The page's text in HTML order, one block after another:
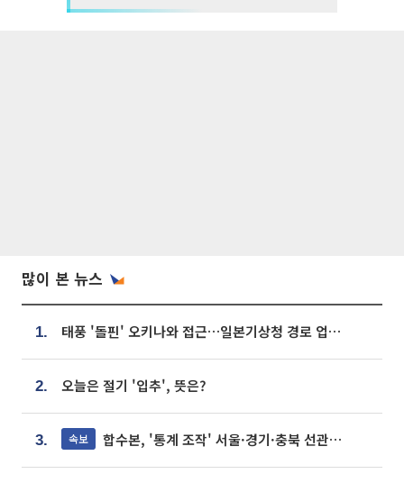
많이 본 뉴스
1. 태풍 '돌핀' 오키나와 접근…일본기상청 경로 업데이트
2. 오늘은 절기 '입추', 뜻은?
3. 속보 합수본, '통계 조작' 서울·경기·충북 선관위 등 추가 압수수색